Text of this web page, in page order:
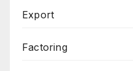
Export
Factoring